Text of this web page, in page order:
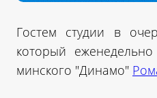
Гостем студии в
который
минского "Динамо"